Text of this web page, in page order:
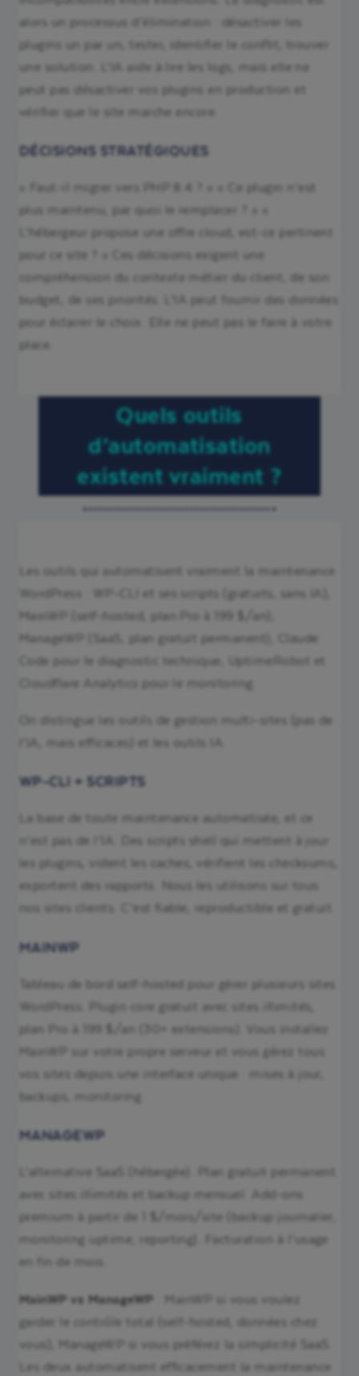
alors un processus d’élimination : désactiver les
plugins un par un, tester, identifier le conflit, trouver
une solution. L’IA aide à lire les logs, mais elle ne
peut pas désactiver vos plugins en production et
vérifier que le site marche encore.
DÉCISIONS STRATÉGIQUES
« Faut-il migrer vers PHP 8.4 ? » « Ce plugin n’est
plus maintenu, par quoi le remplacer ? » «
L’hébergeur propose une offre cloud, est-ce pertinent
pour ce site ? » Ces décisions exigent une
compréhension du contexte métier du client, de son
budget, de ses priorités. L’IA peut fournir des données
pour éclairer le choix. Elle ne peut pas le faire à votre
place.
Quels outils
d’automatisation
existent vraiment ?
Les outils qui automatisent vraiment la maintenance
WordPress : WP-CLI et ses scripts (gratuits, sans IA),
MainWP (self-hosted, plan Pro à 199 $/an),
ManageWP (SaaS, plan gratuit permanent), Claude
Code pour le diagnostic technique, UptimeRobot et
Cloudflare Analytics pour le monitoring.
On distingue les outils de gestion multi-sites (pas de
l’IA, mais efficaces) et les outils IA.
WP-CLI + SCRIPTS
La base de toute maintenance automatisée, et ce
n’est pas de l’IA. Des scripts shell qui mettent à jour
les plugins, vident les caches, vérifient les checksums,
exportent des rapports. Nous les utilisons sur tous
nos sites clients. C’est fiable, reproductible et gratuit.
MAINWP
Tableau de bord self-hosted pour gérer plusieurs sites
WordPress. Plugin core gratuit avec sites illimités,
plan Pro à 199 $/an (30+ extensions). Vous installez
MainWP sur votre propre serveur et vous gérez tous
vos sites depuis une interface unique : mises à jour,
backups, monitoring.
MANAGEWP
L’alternative SaaS (hébergée). Plan gratuit permanent
avec sites illimités et backup mensuel. Add-ons
premium à partir de 1 $/mois/site (backup journalier,
monitoring uptime, reporting). Facturation à l’usage
en fin de mois.
MainWP vs ManageWP : MainWP si vous voulez
garder le contrôle total (self-hosted, données chez
vous), ManageWP si vous préférez la simplicité SaaS.
Les deux automatisent efficacement la maintenance